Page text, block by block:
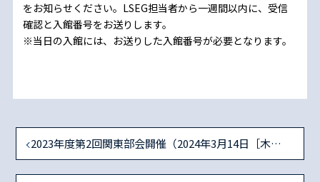
をお知らせください。LSEG担当者から一週間以内に、受信
確認と入館番号をお送りします。
※当日の入館には、お送りした入館番号が必要となります。
2023年度第2回関東部会開催（2024年3月14日［木］対面開催）